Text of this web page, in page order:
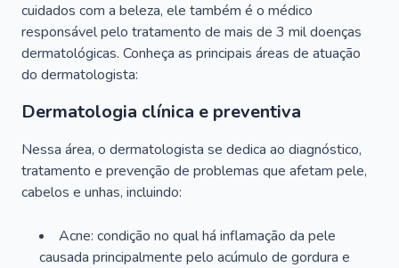
cuidados com a beleza, ele também é o médico
responsável pelo tratamento de mais de 3 mil doenças
dermatológicas. Conheça as principais áreas de atuação
do dermatologista:
Dermatologia clínica e preventiva
Nessa área, o dermatologista se dedica ao diagnóstico,
tratamento e prevenção de problemas que afetam pele,
cabelos e unhas, incluindo:
Acne: condição no qual há inflamação da pele
causada principalmente pelo acúmulo de gordura e